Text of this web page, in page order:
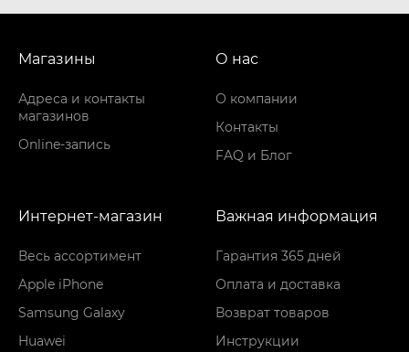
Магазины
Адреса и контакты
магазинов
Online-запись
О нас
О компании
Контакты
FAQ и Блог
Интернет-магазин
Весь ассортимент
Apple iPhone
Samsung Galaxy
Huawei
Важная информация
Гарантия 365 дней
Оплата и доставка
Возврат товаров
Инструкции